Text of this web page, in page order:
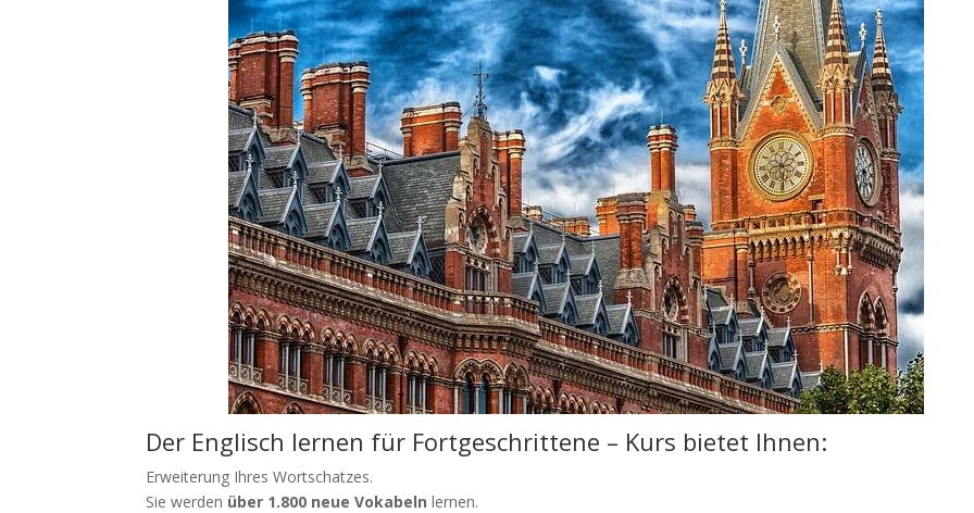
Der Englisch lernen für Fortgeschrittene – Kurs bietet Ihnen:
Erweiterung Ihres Wortschatzes.
Sie werden über 1.800 neue Vokabeln lernen.